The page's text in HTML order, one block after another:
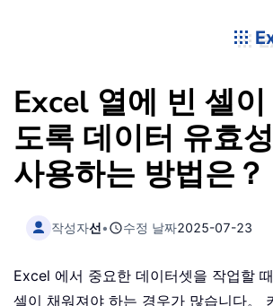
Excel 열에 빈 셀
도록 데이터 유효
사용하는 방법은？
작성자선• 수정 날짜2025-07-23
Excel 에서 중요한 데이터셋을 작업할
셀이 채워져야 하는 경우가 많습니다。